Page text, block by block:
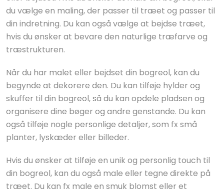
du vælge en maling, der passer til træet og passer til
din indretning. Du kan også vælge at bejdse træet,
hvis du ønsker at bevare den naturlige træfarve og
træstrukturen.
Når du har malet eller bejdset din bogreol, kan du
begynde at dekorere den. Du kan tilføje hylder og
skuffer til din bogreol, så du kan opdele pladsen og
organisere dine bøger og andre genstande. Du kan
også tilføje nogle personlige detaljer, som fx små
planter, lyskæder eller billeder.
Hvis du ønsker at tilføje en unik og personlig touch til
din bogreol, kan du også male eller tegne direkte på
træet. Du kan fx male en smuk blomst eller et